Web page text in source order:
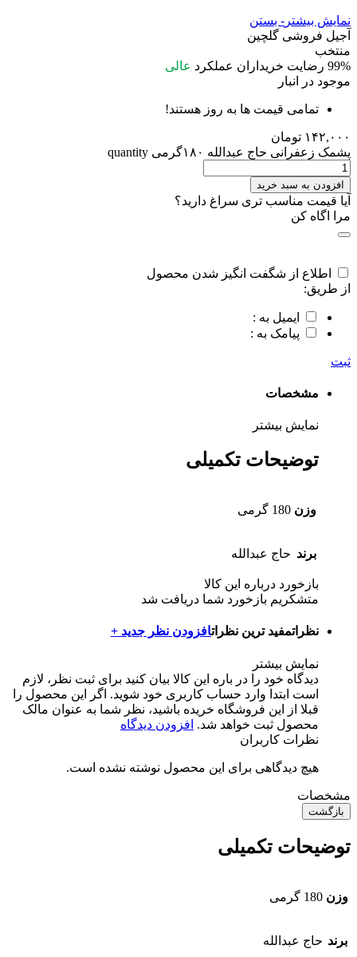
نمایش بیشتر - بستن
آجیل فروشی گلچین
منتخب
99% رضایت خریداران عملکرد عالی
موجود در انبار
تمامی قیمت ها به روز هستند!
۱۴۲,۰۰۰ تومان
پشمک زعفرانی حاج عبدالله ۱۸۰گرمی quantity
افزودن به سبد خرید
آیا قیمت مناسب تری سراغ دارید؟
مرا اگاه کن
اطلاع از شگفت انگیز شدن محصول
از طریق:
ایمیل به :
پیامک به :
ثبت
مشخصات
نمایش بیشتر
توضیحات تکمیلی
وزن 180 گرمی
برند حاج عبدالله
بازخورد درباره این کالا
متشکریم بازخورد شما دریافت شد
نظراتمفید ترین نظراتافزودن نظر جدید +
نمایش بیشتر
دیدگاه خود را در باره این کالا بیان کنید برای ثبت نظر، لازم
است ابتدا وارد حساب کاربری خود شوید. اگر این محصول را
قبلا از این فروشگاه خریده باشید، نظر شما به عنوان مالک
محصول ثبت خواهد شد. افزودن دیدگاه
نظرات کاربران
هیچ دیدگاهی برای این محصول نوشته نشده است.
مشخصات
بازگشت
توضیحات تکمیلی
وزن 180 گرمی
برند حاج عبدالله